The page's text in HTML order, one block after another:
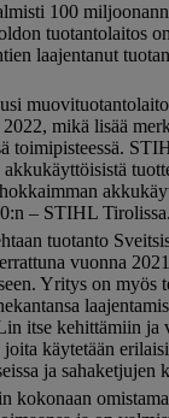
100
tuotantolaitos on
laajentanut
mikä lisää
toimipisteessä.
akkukäyttöisistä
– STIHL Tirolissa.
tuotanto
vuonna
Yritys on myös
itse kehittämiin ja
käytetään
ja sahaketjujen
kokonaan